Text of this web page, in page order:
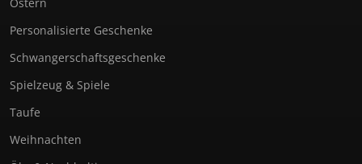
Personalisierte Geschenke
Schwangerschaftsgeschenke
Spielzeug & Spiele
Taufe
Weihnachten